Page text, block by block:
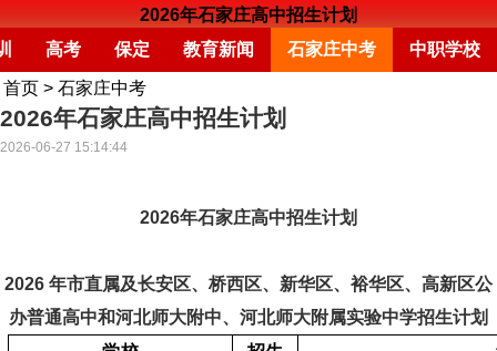
2026年石家庄高中招生计划
高考 保定 教育新闻 石家庄中考 中职学校
首页 > 石家庄中考
2026年石家庄高中招生计划
2026-06-27 15:14:44
2026年石家庄高中招生计划
2026 年市直属及长安区、桥西区、新华区、裕华区、高新区公
办普通高中和河北师大附中、河北师大附属实验中学招生计划